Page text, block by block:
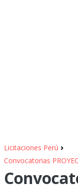
Licitaciones Perú ›
Convocatorias